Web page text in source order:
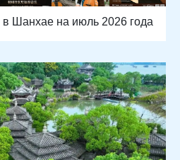
Шанхае на июль 2026 года